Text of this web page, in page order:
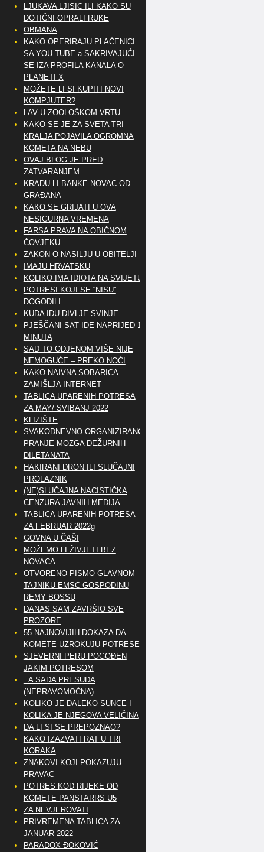
LJUKAVA LJISIC ILI KAKO SU
DOTIČNI OPRALI RUKE
OBMANA
KAKO OPERIRAJU PLAĆENICI
SA YOU TUBE-a SAKRIVAJUĆI
SE IZA PROFILA KANALA O
PLANETI X
MOŽETE LI SI KUPITI NOVI
KOMPJUTER?
LAV U ZOOLOŠKOM VRTU
KAKO SE JE ZA SVETA TRI
KRALJA POJAVILA OGROMNA
KOMETA NA NEBU
OVAJ BLOG JE PRED
ZATVARANJEM
KRADU LI BANKE NOVAC OD
GRAĐANA
KAKO SE GRIJATI U OVA
NESIGURNA VREMENA
FARSA PRAVA NA OBIČNOM
ČOVJEKU
ZAKON O NASILJU U OBITELJI
IMAJU HRVATSKU
KOLIKO IMA IDIOTA NA SVIJETU?
POTRESI KOJI SE “NISU”
DOGODILI
KUDA IDU DIVLJE SVINJE
PJEŠČANI SAT IDE NAPRIJED 10
MINUTA
SAD TO ODJENOM VIŠE NIJE
NEMOGUĆE – PREKO NOĆI
KAKO NAIVNA SOBARICA
ZAMIŠLJA INTERNET
TABLICA UPARENIH POTRESA
ZA MAY/ SVIBANJ 2022
KLIZIŠTE
SVAKODNEVNO ORGANIZIRANO
PRANJE MOZGA DEŽURNIH
DILETANATA
HAKIRANI DRON ILI SLUČAJNI
PROLAZNIK
(NE)SLUČAJNA NACISTIČKA
CENZURA JAVNIH MEDIJA
TABLICA UPARENIH POTRESA
ZA FEBRUAR 2022g
GOVNA U ČAŠI
MOŽEMO LI ŽIVJETI BEZ
NOVACA
OTVORENO PISMO GLAVNOM
TAJNIKU EMSC GOSPODINU
REMY BOSSU
DANAS SAM ZAVRŠIO SVE
PROZORE
55 NAJNOVIJIH DOKAZA DA
KOMETE UZROKUJU POTRESE
SJEVERNI PERU POGOĐEN
JAKIM POTRESOM
..A SADA PRESUDA
(NEPRAVOMOĆNA)
KOLIKO JE DALEKO SUNCE I
KOLIKA JE NJEGOVA VELIČINA
DA LI SI SE PREPOZNAO?
KAKO IZAZVATI RAT U TRI
KORAKA
ZNAKOVI KOJI POKAZUJU
PRAVAC
POTRES KOD RIJEKE OD
KOMETE PANSTARRS U5
ZA NEVJEROVATI
PRIVREMENA TABLICA ZA
JANUAR 2022
PARADOX ĐOKOVIĆ